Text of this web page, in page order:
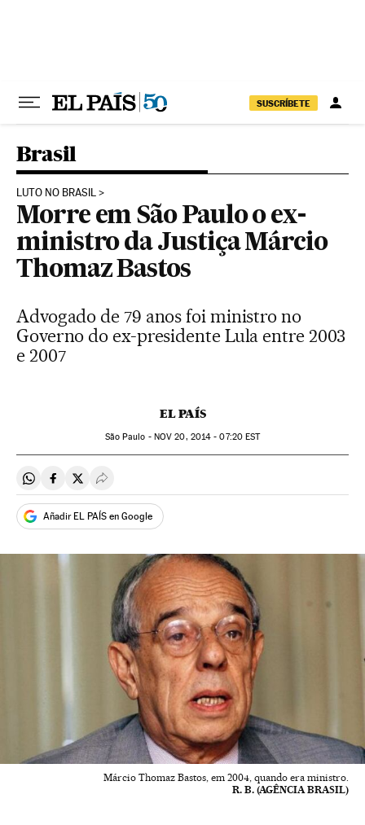
SUSCRÍBETE
Brasil
LUTO NO BRASIL
Morre em São Paulo o ex-
ministro da Justiça Márcio
Thomaz Bastos
Advogado de 79 anos foi ministro no
Governo do ex-presidente Lula entre 2003
e 2007
EL PAÍS
São Paulo - NOV 20, 2014 - 07:20EST
Compartir en Whatsapp
Compartir en Facebook
Compartir en Twitter
Desplegar Redes Sociales
Añadir EL PAÍS en Google
Márcio Thomaz Bastos, em 2004, quando era ministro.
R. B. (AGÊNCIA BRASIL)